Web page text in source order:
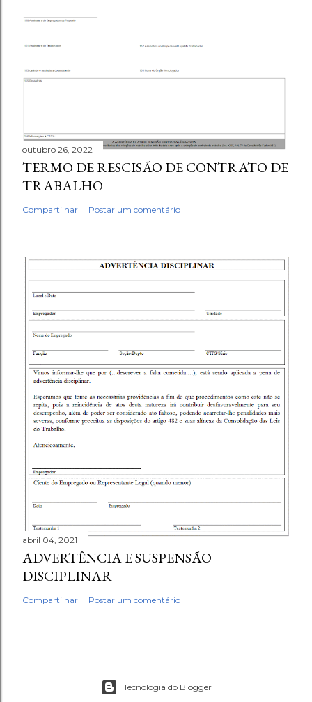
outubro 26, 2022
TERMO DE RESCISÃO DE CONTRATO DE
TRABALHO
Compartilhar Postar um comentário
abril 04, 2021
ADVERTÊNCIA E SUSPENSÃO
DISCIPLINAR
Compartilhar Postar um comentário
Tecnologia do Blogger